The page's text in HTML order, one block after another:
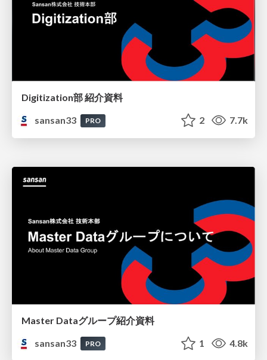
Digitization部 紹介資料
sansan33
PRO 2 7.7k
Master Dataグループ紹介資料
sansan33
PRO 1 4.8k